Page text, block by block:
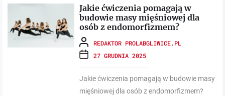
Jakie ćwiczenia pomagają w
budowie masy mięśniowej dla
osób z endomorfizmem?
REDAKTOR PROLABGLIWICE.PL
27 GRUDNIA 2025
Jakie ćwiczenia pomagają w budowie masy
mięśniowej dla osób z endomorfizmem?